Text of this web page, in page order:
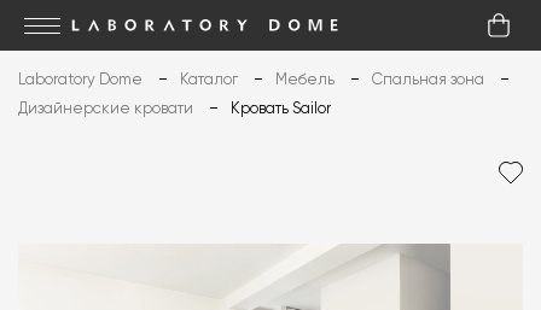
Laboratory Dome Каталог Мебель
Спальная зона
Дизайнерские кровати
Кровать Sailor